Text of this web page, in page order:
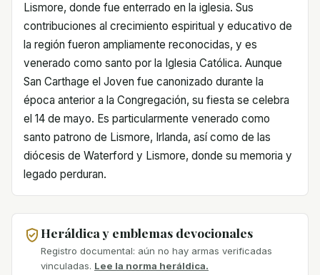
Lismore, donde fue enterrado en la iglesia. Sus
contribuciones al crecimiento espiritual y educativo de
la región fueron ampliamente reconocidas, y es
venerado como santo por la Iglesia Católica. Aunque
San Carthage el Joven fue canonizado durante la
época anterior a la Congregación, su fiesta se celebra
el 14 de mayo. Es particularmente venerado como
santo patrono de Lismore, Irlanda, así como de las
diócesis de Waterford y Lismore, donde su memoria y
legado perduran.
Heráldica y emblemas devocionales
Registro documental: aún no hay armas verificadas
vinculadas. Lee la norma heráldica.